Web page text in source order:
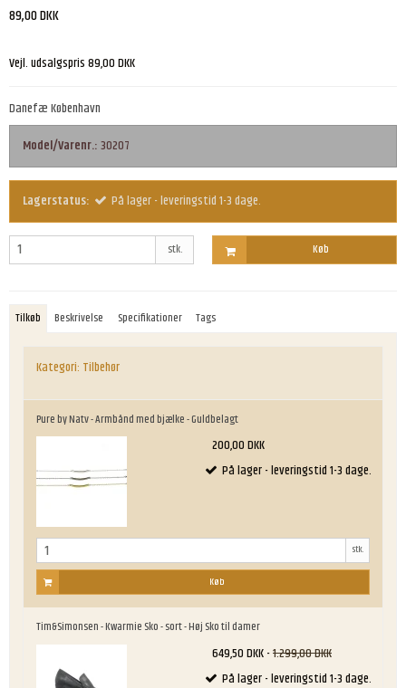
89,00 DKK
Vejl. udsalgspris 89,00 DKK
Danefæ København
Model/Varenr.:30207
Lagerstatus: På lager - leveringstid 1-3 dage.
stk. Køb
Tilkøb Beskrivelse Specifikationer Tags
Kategori: Tilbehør
Pure by Natv - Armbånd med bjælke - Guldbelagt
200,00 DKK
På lager - leveringstid 1-3 dage.
stk.
Køb
Tim&Simonsen - Kwarmie Sko - sort - Høj Sko til damer
649,50 DKK-1.299,00 DKK
På lager - leveringstid 1-3 dage.